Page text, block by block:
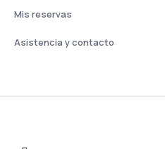
Mis reservas
Asistencia y contacto